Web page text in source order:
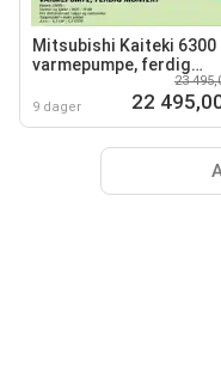
Mitsubishi Kaiteki 6300
varmepumpe, ferdig
9 dager
23
22